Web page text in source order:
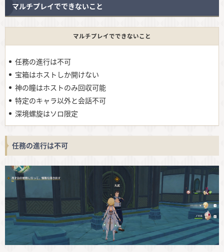
マルチプレイでできないこと
マルチプレイでできないこと
任務の進行は不可
宝箱はホストしか開けない
神の瞳はホストのみ回収可能
特定のキャラ以外と会話不可
深境螺旋はソロ限定
任務の進行は不可